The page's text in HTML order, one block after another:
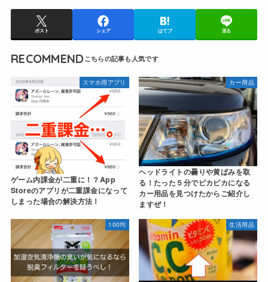
ポスト シェア はてブ 送る
RECOMMEND
スマホ用アプリ
ゲーム内課金が二重に！？App
Storeのアプリが二重課金になって
しまった場合の解決方法！
カー用品
ヘッドライトの曇りや黄ばみを取
る！たった５分でピカピカになる
カー用品を見つけたからご紹介し
ますぜ！
100均 生活用品